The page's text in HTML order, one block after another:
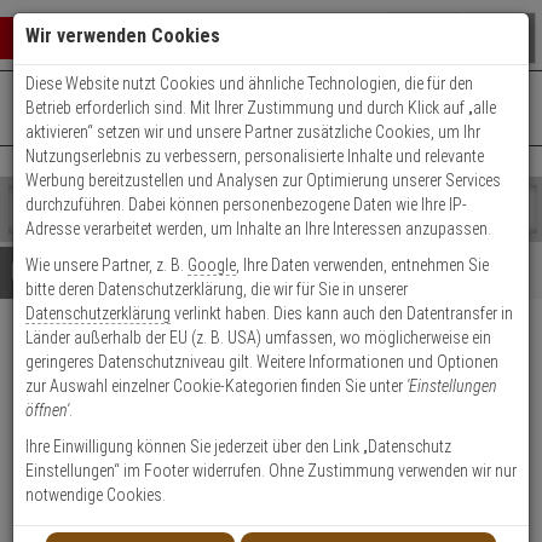
Warenkorb schließen
0 ARTIKEL IM WARENKORB
Ihr Warenkorb ist momentan leer.
Ergebnisse ()
Fertig
Shop
durchsuchen
Bitte
geben
Sie
mindestens
Zeichen
ein,
um
Suche
Es
wurde
noch
Kategorien
Suche
gestartet
+49 (0)821 899 493-0Mo. - Do.: 8:00 - 16:30 | Fr.: 8:00 - 14:00 Uhr
Kontaktservice nutzen
Details Beratung
Optex RXC-ST
Bewegungsmelder PIR Quadzone
Produktmerkmale
Datenblatt drucken
Wir verwenden Cookies
Diese Website nutzt Cookies und ähnliche Technologien, die für den
Betrieb erforderlich sind. Mit Ihrer Zustimmung und durch Klick auf „alle
aktivieren“ setzen wir und unsere Partner zusätzliche Cookies, um Ihr
Nutzungserlebnis zu verbessern, personalisierte Inhalte und relevante
Werbung bereitzustellen und Analysen zur Optimierung unserer Services
durchzuführen. Dabei können personenbezogene Daten wie Ihre IP-
Adresse verarbeitet werden, um Inhalte an Ihre Interessen anzupassen.
Wie unsere Partner, z. B. Google , Ihre Daten verwenden, entnehmen Sie
bitte deren Datenschutzerklärung, die wir für Sie in unserer
Datenschutzerklärung verlinkt haben. Dies kann auch den Datentransfer in
Länder außerhalb der EU (z. B. USA) umfassen, wo möglicherweise ein
geringeres Datenschutzniveau gilt. Weitere Informationen und Optionen
zur Auswahl einzelner Cookie-Kategorien finden Sie unter 'Einstellungen
öffnen'.
Ihre Einwilligung können Sie jederzeit über den Link „Datenschutz
Einstellungen“ im Footer widerrufen. Ohne Zustimmung verwenden wir nur
notwendige Cookies.